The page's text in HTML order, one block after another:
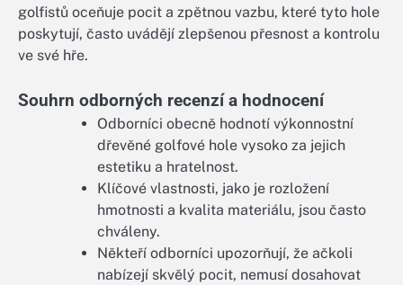
golfistů oceňuje pocit a zpětnou vazbu, které tyto hole
poskytují, často uvádějí zlepšenou přesnost a kontrolu
ve své hře.
Souhrn odborných recenzí a hodnocení
Odborníci obecně hodnotí výkonnostní
dřevěné golfové hole vysoko za jejich
estetiku a hratelnost.
Klíčové vlastnosti, jako je rozložení
hmotnosti a kvalita materiálu, jsou často
chváleny.
Někteří odborníci upozorňují, že ačkoli
nabízejí skvělý pocit, nemusí dosahovat